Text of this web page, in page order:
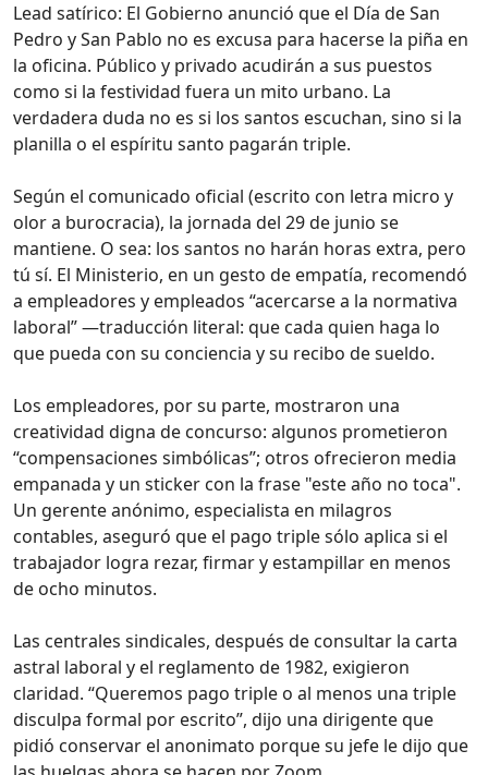
Lead satírico: El Gobierno anunció que el Día de San
Pedro y San Pablo no es excusa para hacerse la piña en
la oficina. Público y privado acudirán a sus puestos
como si la festividad fuera un mito urbano. La
verdadera duda no es si los santos escuchan, sino si la
planilla o el espíritu santo pagarán triple.
Según el comunicado oficial (escrito con letra micro y
olor a burocracia), la jornada del 29 de junio se
mantiene. O sea: los santos no harán horas extra, pero
tú sí. El Ministerio, en un gesto de empatía, recomendó
a empleadores y empleados “acercarse a la normativa
laboral” —traducción literal: que cada quien haga lo
que pueda con su conciencia y su recibo de sueldo.
Los empleadores, por su parte, mostraron una
creatividad digna de concurso: algunos prometieron
“compensaciones simbólicas”; otros ofrecieron media
empanada y un sticker con la frase "este año no toca".
Un gerente anónimo, especialista en milagros
contables, aseguró que el pago triple sólo aplica si el
trabajador logra rezar, firmar y estampillar en menos
de ocho minutos.
Las centrales sindicales, después de consultar la carta
astral laboral y el reglamento de 1982, exigieron
claridad. “Queremos pago triple o al menos una triple
disculpa formal por escrito”, dijo una dirigente que
pidió conservar el anonimato porque su jefe le dijo que